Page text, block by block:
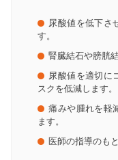
尿酸値を低下さ
す。
腎臓結石や膀胱
尿酸値を適切に
スクを低減します。
痛みや腫れを軽
ます。
医師の指導のも